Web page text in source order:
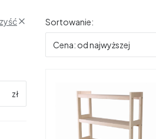
zł
Lista produktów
Sortowanie:
Cena: od najwyższej